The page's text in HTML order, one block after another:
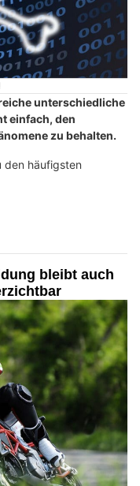
unterschiedliche
einfach, den
zu behalten.
den häufigsten
bleibt auch